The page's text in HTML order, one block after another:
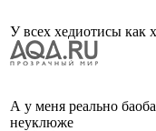
У всех хедиотисы как
А у меня реально
неуклюже